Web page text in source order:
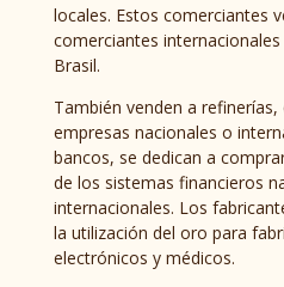
locales. Estos comerciantes
comerciantes
Brasil.
También venden a
empresas nacionales o
bancos, se dedican a
de los sistemas financieros
internacionales. Los
la utilización del oro para
electrónicos y médicos.